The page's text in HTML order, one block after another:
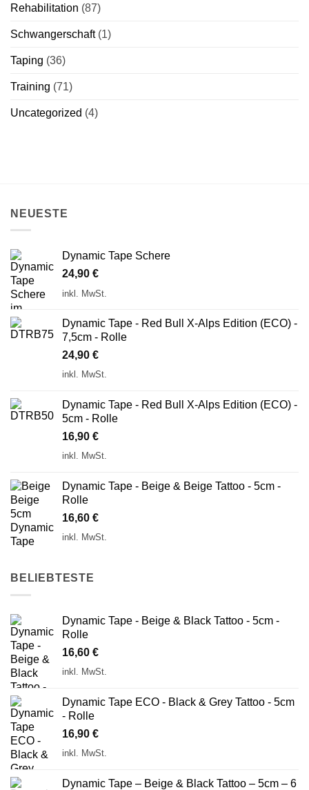
Rehabilitation (87)
Schwangerschaft(1)
Taping (36)
Training (71)
Uncategorized (4)
NEUESTE
Dynamic Tape Schere
24,90 €
inkl. MwSt.
Dynamic Tape - Red Bull X-Alps Edition (ECO) -
7,5cm - Rolle
24,90 €
inkl. MwSt.
Dynamic Tape - Red Bull X-Alps Edition (ECO) -
5cm - Rolle
16,90 €
inkl. MwSt.
Dynamic Tape - Beige & Beige Tattoo - 5cm -
Rolle
16,60 €
inkl. MwSt.
BELIEBTESTE
Dynamic Tape - Beige & Black Tattoo - 5cm -
Rolle
16,60 €
inkl. MwSt.
Dynamic Tape ECO - Black & Grey Tattoo - 5cm
- Rolle
16,90 €
inkl. MwSt.
Dynamic Tape – Beige & Black Tattoo – 5cm – 6